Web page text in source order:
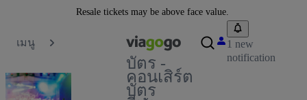
Resale tickets may be above face value.
เมนู
บัตร -
คอนเสิร์ต
บัตร
1 new
notification